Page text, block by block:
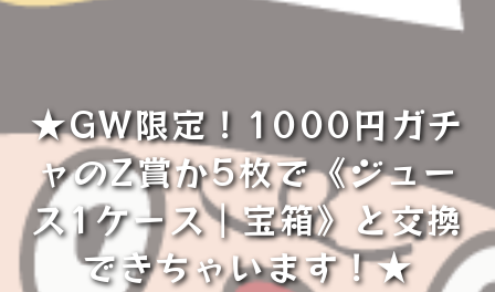
★GW限定！1000円ガチ
ャのZ賞か5枚で《ジュー
ス1ケース｜宝箱》と交換
できちゃいます！★